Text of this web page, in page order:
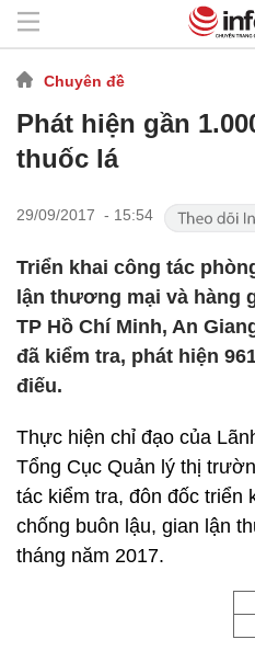
Chuyên đề
Phát hiện gần
thuốc lá
29/09/2017 - 15:54
Triển khai công tác
lận thương mại và hàng
TP Hồ Chí Minh, An
đã kiểm tra, phát hiện
điếu.
Thực hiện chỉ đạo của
Tổng Cục Quản lý thị
tác kiểm tra, đôn đốc triển
chống buôn lậu, gian lận
tháng năm 2017.